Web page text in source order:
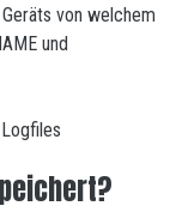
von welchem
und